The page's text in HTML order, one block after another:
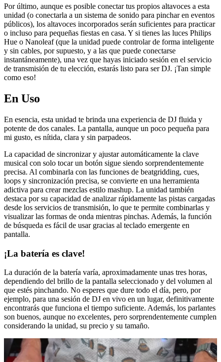
Por último, aunque es posible conectar tus propios altavoces a esta
unidad (o conectarla a un sistema de sonido para pinchar en eventos
públicos), los altavoces incorporados serán suficientes para practicar
o incluso para pequeñas fiestas en casa. Y si tienes las luces Philips
Hue o Nanoleaf (que la unidad puede controlar de forma inteligente
y sin cables, por supuesto, y a las que puede conectarse
instantáneamente), una vez que hayas iniciado sesión en el servicio
de transmisión de tu elección, estarás listo para ser DJ. ¡Tan simple
como eso!
En Uso
En esencia, esta unidad te brinda una experiencia de DJ fluida y
potente de dos canales. La pantalla, aunque un poco pequeña para
mi gusto, es nítida, clara y sin parpadeos.
La capacidad de sincronizar y ajustar automáticamente la clave
musical con solo tocar un botón sigue siendo sorprendentemente
precisa. Al combinarla con las funciones de beatgridding, cues,
loops y sincronización precisa, se convierte en una herramienta
adictiva para crear mezclas estilo mashup. La unidad también
destaca por su capacidad de analizar rápidamente las pistas cargadas
desde los servicios de transmisión, lo que te permite combinarlas y
visualizar las formas de onda mientras pinchas. Además, la función
de búsqueda es fácil de usar gracias al teclado emergente en
pantalla.
¡La batería es clave!
La duración de la batería varía, aproximadamente unas tres horas,
dependiendo del brillo de la pantalla seleccionado y del volumen al
que estés pinchando. No esperes que dure todo el día, pero, por
ejemplo, para una sesión de DJ en vivo en un lugar, definitivamente
encontrarás que funciona el tiempo suficiente. Además, los parlantes
son buenos, aunque no excelentes, pero sorprendentemente cumplen
considerando la unidad, su precio y su tamaño.